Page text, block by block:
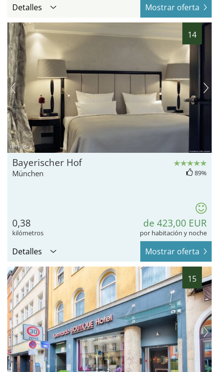
Detalles Mostrar oferta
14
hotel.de
Bayerischer Hof
München 89%
0,38
kilómetros
de 423,00 EUR
por habitación y noche
Detalles Mostrar oferta
15